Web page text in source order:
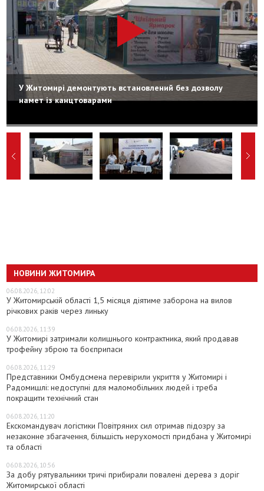
У Житомирі демонтують встановлений без дозволу
намет із канцтоварами
НОВИНИ ЖИТОМИРА
06.08.2026, 12:02
У Житомирській області 1,5 місяця діятиме заборона на вилов
річкових раків через линьку
06.08.2026, 11:39
У Житомирі затримали колишнього контрактника, який продавав
трофейну зброю та боєприпаси
06.08.2026, 11:29
Представники Омбудсмена перевірили укриття у Житомирі і
Радомишлі: недоступні для маломобільних людей і треба
покращити технічний стан
06.08.2026, 11:20
Екскомандувач логістики Повітряних сил отримав підозру за
незаконне збагачення, більшість нерухомості придбана у Житомирі
та області
06.08.2026, 10:56
За добу рятувальники тричі прибирали повалені дерева з доріг
Житомирської області